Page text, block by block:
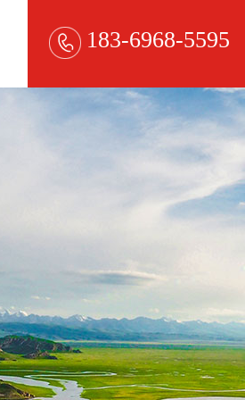
183-6968-5595